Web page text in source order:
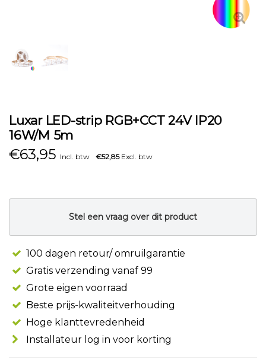
Luxar LED-strip RGB+CCT 24V IP20
16W/M 5m
€63,95 Incl. btw €52,85Excl. btw
Stel een vraag over dit product
100 dagen retour/ omruilgarantie
Gratis verzending vanaf 99
Grote eigen voorraad
Beste prijs-kwaliteitverhouding
Hoge klanttevredenheid
Installateur log in voor korting